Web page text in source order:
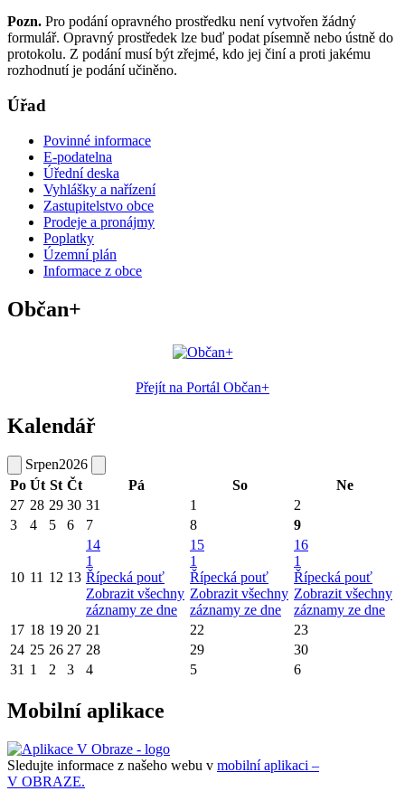
Pozn. Pro podání opravného prostředku není vytvořen žádný
formulář. Opravný prostředek lze buď podat písemně nebo ústně do
protokolu. Z podání musí být zřejmé, kdo jej činí a proti jakému
rozhodnutí je podání učiněno.
Úřad
Povinné informace
E-podatelna
Úřední deska
Vyhlášky a nařízení
Zastupitelstvo obce
Prodeje a pronájmy
Poplatky
Územní plán
Informace z obce
Občan+
Přejít na Portál Občan+
Kalendář
Srpen2026
Po Út St Čt Pá So
Ne
27 28 29 30 31 1
2
3
4 5 6 7 8 9
10 11 12 13
14
1
Řípecká pouť
Zobrazit všechny
záznamy ze dne
15
1
Řípecká pouť
Zobrazit všechny
záznamy ze dne
16
1
Řípecká pouť
Zobrazit všechny
záznamy ze dne
17 18 19 20 21 22
23
24 25 26 27 28 29
30
31 1 2 3 4 5 6
Mobilní aplikace
Sledujte informace z našeho webu v mobilní aplikaci –
V OBRAZE.